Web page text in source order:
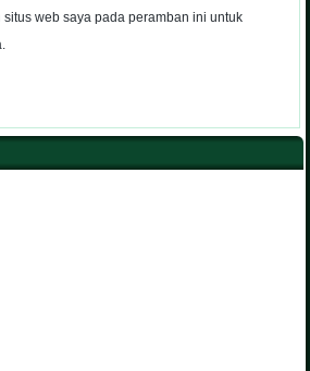
web saya pada peramban ini untuk